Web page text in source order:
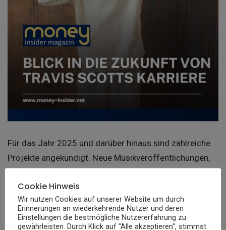
Für das Jahr 2025 und darüber hinaus sind zahlreiche
Projekte angekündigt. Neue Musikveröffentlichungen,
Tour stehen auf dem Programm. Auch sein Label
Cactus Jack wird weiter ausgebaut.
Cookie Hinweis
Wir nutzen Cookies auf unserer Website um durch
Erinnerungen an wiederkehrende Nutzer und deren
Einstellungen die bestmögliche Nutzererfahrung zu
gewährleisten. Durch Klick auf "Alle akzeptieren", stimmst